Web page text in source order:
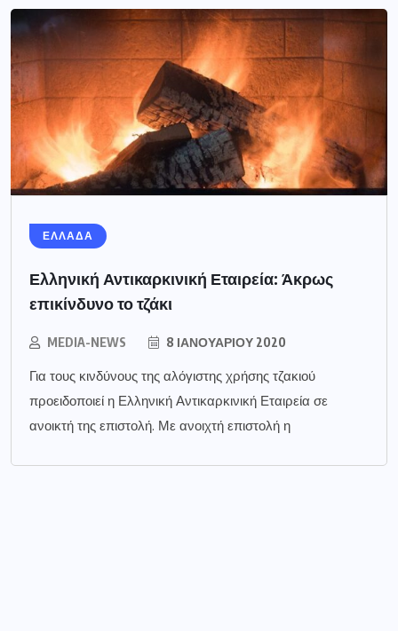
ΕΛΛΑΔΑ
Ελληνική Αντικαρκινική Εταιρεία: Άκρως
επικίνδυνο το τζάκι
MEDIA-NEWS 8 ΙΑΝΟΥΑΡΊΟΥ 2020
Για τους κινδύνους της αλόγιστης χρήσης τζακιού
προειδοποιεί η Ελληνική Αντικαρκινική Εταιρεία σε
ανοικτή της επιστολή. Με ανοιχτή επιστολή η